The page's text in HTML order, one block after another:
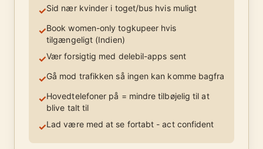
✓Sid nær kvinder i toget/bus hvis muligt
✓Book women-only togkupeer hvis
tilgængeligt (Indien)
✓Vær forsigtig med delebil-apps sent
✓Gå mod trafikken så ingen kan komme bagfra
✓Hovedtelefoner på = mindre tilbøjelig til at
blive talt til
✓Lad være med at se fortabt - act confident